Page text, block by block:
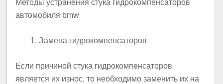
Методы устранения стука гидрокомпенсаторов
автомобиля bmw
Замена гидрокомпенсаторов
Если причиной стука гидрокомпенсаторов
является их износ, то необходимо заменить их на